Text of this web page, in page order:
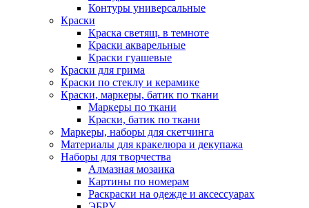
Контуры универсальные
Краски
Краска светящ. в темноте
Краски акварельные
Краски гуашевые
Краски для грима
Краски по стеклу и керамике
Краски, маркеры, батик по ткани
Маркеры по ткани
Краски, батик по ткани
Маркеры, наборы для скетчинга
Материалы для кракелюра и декупажа
Наборы для творчества
Алмазная мозаика
Картины по номерам
Раскраски на одежде и аксессуарах